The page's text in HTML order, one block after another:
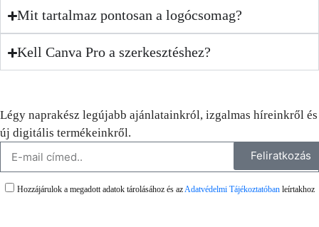
Mit tartalmaz pontosan a logócsomag?
Kell Canva Pro a szerkesztéshez?
Légy naprakész legújabb ajánlatainkról, izgalmas híreinkről és
új digitális termékeinkről.
Hozzájárulok a megadott adatok tárolásához és az Adatvédelmi Tájékoztatóbanleírtakhoz
Feliratkozás